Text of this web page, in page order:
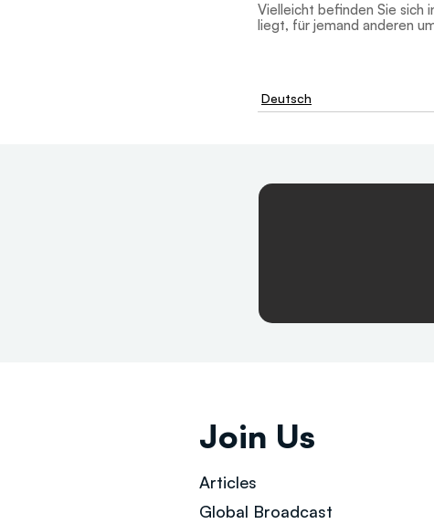
Vielleicht befinden Sie sich
liegt, für jemand anderen
Deutsch
Join Us
Articles
Global Broadcast